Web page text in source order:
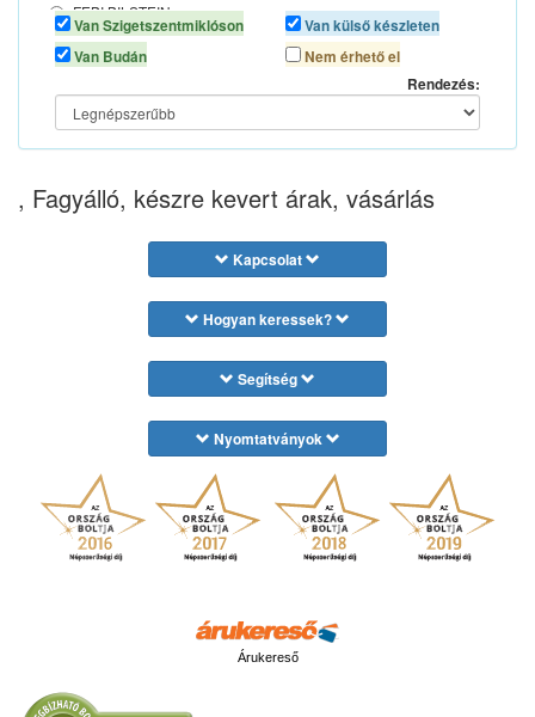
FEBI BILSTEIN
SCT CHEM
TOTALENERGIES
Van Szigetszentmiklóson
Van Budán
Van külső készleten
Nem érhető el
Rendezés:
, Fagyálló, készre kevert árak, vásárlás
Kapcsolat
Hogyan keressek?
Segítség
Nyomtatványok
Árukereső